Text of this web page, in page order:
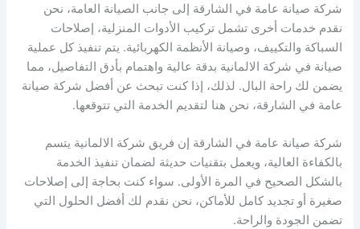
شركة صيانة عامة في الشارقة إلى جانب الصيانة العامة، نحن
نقدم خدمات أخرى تشمل تركيب الأدوات المنزلية، إصلاحات
السباكة والتكييف، وصيانة الأنظمة الكهربائية. يتم تنفيذ كل عملية
صيانة في شركة الالمانية بدقة عالية واهتمام بأدق التفاصيل، مما
يضمن لك راحة البال. لذلك، إذا كنت تبحث عن أفضل شركة صيانة
عامة في الشارقة، نحن هنا لتقديم الخدمة التي تتوقعها.
شركة صيانة عامة في الشارقة إن فريق شركة الالمانية يتسم
بالكفاءة العالية، ويعمل بتقنيات حديثة لضمان تنفيذ الخدمة
بالشكل الصحيح في المرة الأولى. سواء كنت بحاجة إلى إصلاحات
صغيرة أو تجديد كامل للأماكن، نحن نقدم لك أفضل الحلول التي
تضمن الجودة والراحة.